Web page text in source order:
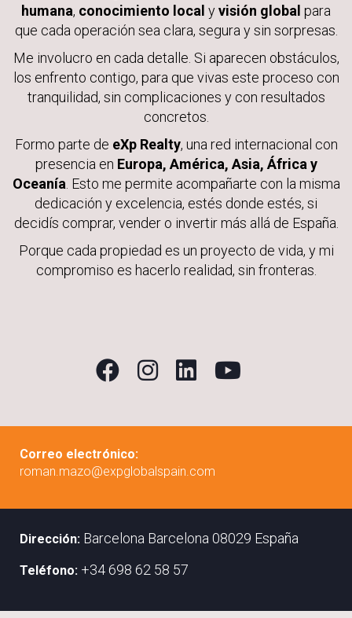
humana, conocimiento local yvisión global para
que cada operación sea clara, segura y sin sorpresas.
Me involucro en cada detalle. Si aparecen obstáculos,
los enfrento contigo, para que vivas este proceso con
tranquilidad, sin complicaciones y con resultados
concretos.
Formo parte de eXp Realty, una red internacional con
presencia en Europa, América, Asia, África y
Oceanía . Esto me permite acompañarte con la misma
dedicación y excelencia, estés donde estés, si
decidís comprar, vender o invertir más allá de España.
Porque cada propiedad es un proyecto de vida, y mi
compromiso es hacerlo realidad, sin fronteras.
Correo electrónico:
roman.mazo@expglobalspain.com
Dirección: Barcelona Barcelona 08029 España
Teléfono: +34 698 62 58 57